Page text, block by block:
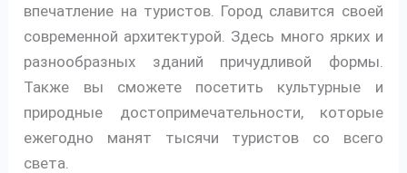
впечатление на туристов. Город славится своей
современной архитектурой. Здесь много ярких и
разнообразных зданий причудливой формы.
Также вы сможете посетить культурные и
природные достопримечательности, которые
ежегодно манят тысячи туристов со всего
света.